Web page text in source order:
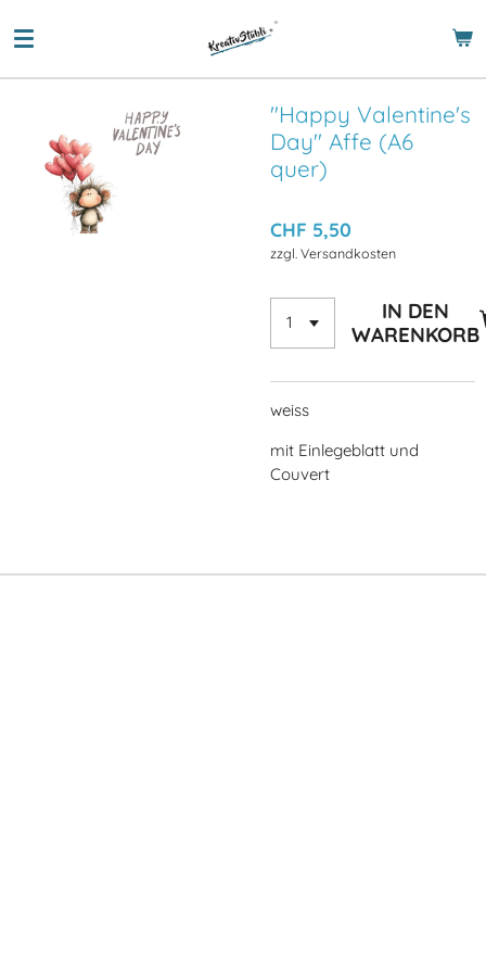
Hauptinhalt
"Happy Valentine's
Day" Affe (A6
quer)
CHF 5,50
zzgl. Versandkosten
IN DEN
WARENKORB
weiss
mit Einlegeblatt und
Couvert